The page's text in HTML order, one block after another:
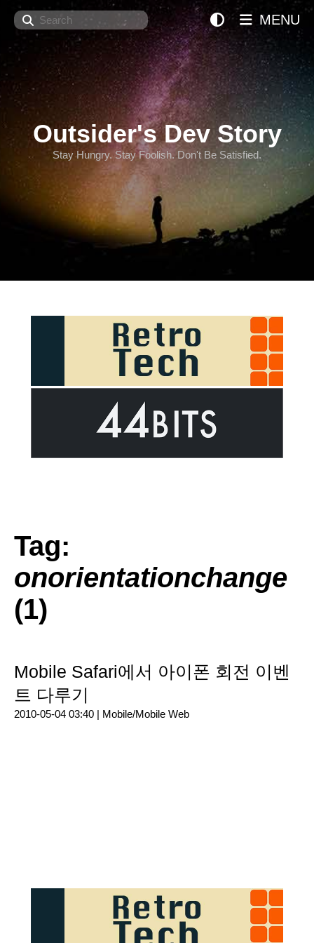
Search
Outsider's Dev Story
Stay Hungry. Stay Foolish. Don't Be Satisfied.
MENU
Tag:
onorientationchange
(1)
Mobile Safari에서 아이폰 회전 이벤
트 다루기
2010-05-04 03:40 | Mobile/Mobile Web